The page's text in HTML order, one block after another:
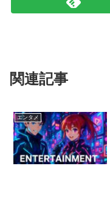
関連記事
エンタメ